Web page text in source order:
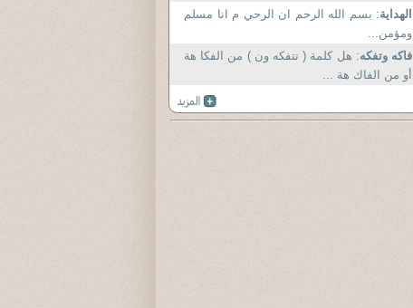
الهداية: بسم الله الرحم ان الرحي م انا مسلم
ومؤمن...
فاكه وتفكه: هل كلمة ( تتفكه ون ) من الفكا هة
أو من الفاك هة ...